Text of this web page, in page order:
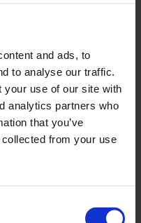
and ads, to
to analyse our traffic.
your use of our site with
analytics partners who
that you’ve
from your use
klāstu, kas
servisu jūsu
arī ātru integrāciju,
pastāvīgi atjauninām